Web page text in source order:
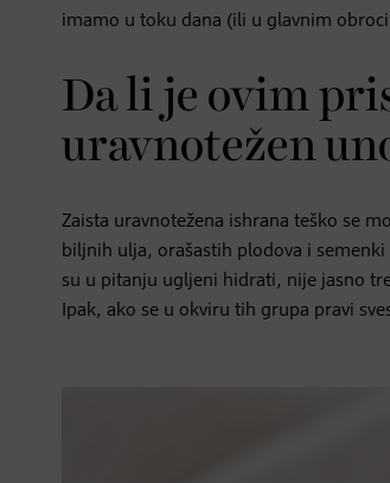
imamo u toku dana (ili u glavnim
Da li je ovim
uravnotežen
Zaista uravnotežena ishrana teško se
biljnih ulja, orašastih plodova i
su u pitanju ugljeni hidrati, nije jasno
Ipak, ako se u okviru tih grupa pravi